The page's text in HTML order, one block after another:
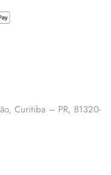
Curitiba – PR, 81320-